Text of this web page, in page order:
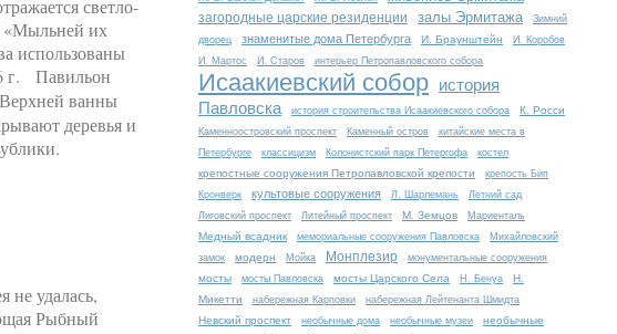
светло-
«Мыльней их
использованы
г. Павильон
ванны
деревья и
не удалась,
Рыбный
загородные царские резиденции залы Эрмитажа
Зимний
дворец
знаменитые дома Петербурга И. Браунштейн
И. Коробов
И. Мартос
И. Старов интерьер Петропавловского собора
Исаакиевский собор история
Павловска
история строительства Исаакиевского собора К. Росси
Каменноостровский проспект Каменный остров
китайские места в
Петербурге
классицизм Колонистский парк Петергофа костел
крепостные сооружения Петропавловской крепости
крепость Бип
Кронверк
культовые сооружения Л. Шарлемань
Летний сад
Лиговский проспект
Литейный проспект М. Земцов Мариенталь
Медный всадник мемориальные сооружения Павловска
Михайловский
замок
модерн Мойка Монплезир монументальные сооружения
мосты мосты Павловска мосты Царского Села Н. Бенуа
Н.
Микетти
набережная Карповки набережная Лейтенанта Шмидта
Невский проспект необычные дома необычные музеи
необычные